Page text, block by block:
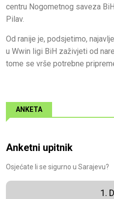
centru Nogometnog saveza
Pilav.
Od ranije je, podsjetimo,
u Wwin ligi BiH zaživjeti od
tome se vrše potrebne
ANKETA
Anketni upitnik
Osjećate li se sigurno u Sarajevu?
1.